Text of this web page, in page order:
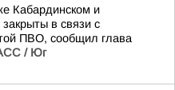
Кабардинском и
в связи с
ПВО, сообщил глава
/ Юг